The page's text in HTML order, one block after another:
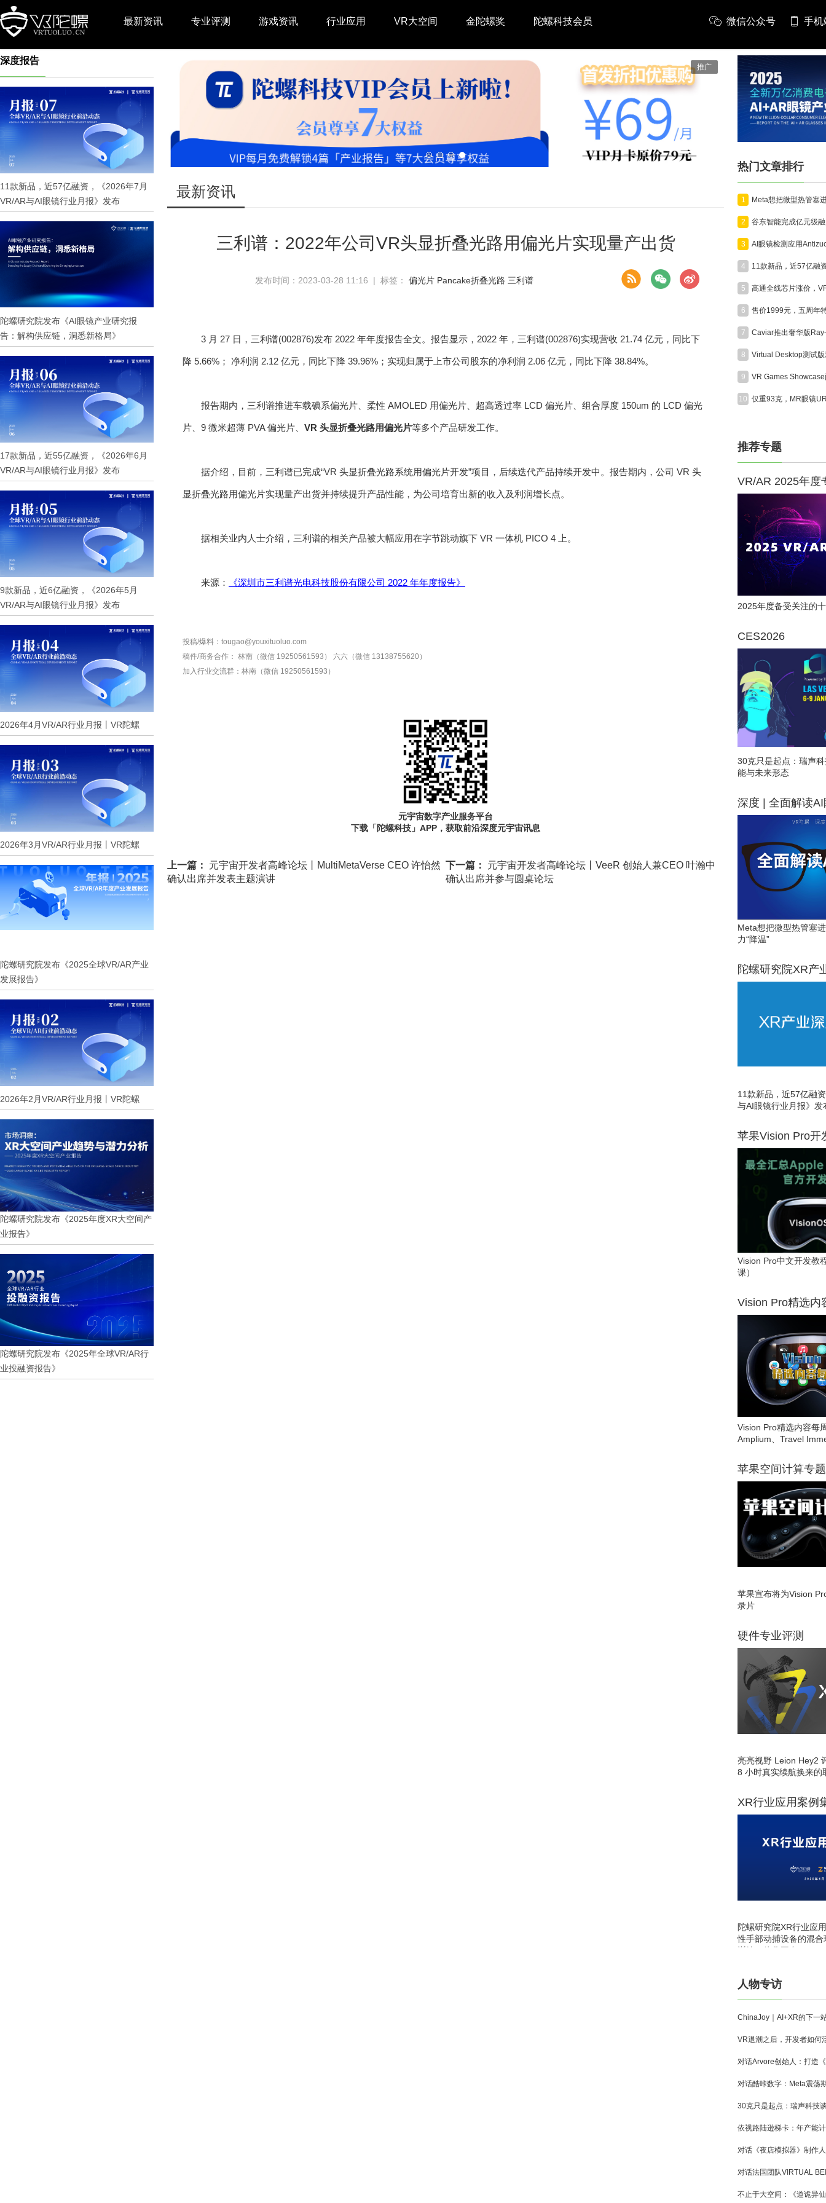
最新资讯 专业评测 游戏资讯 行业应用 VR大空间 金陀螺奖 陀螺科技会员 微信公众号 手机
深度报告
11款新品，近57亿融资，《2026年7月
VR/AR与AI眼镜行业月报》发布
陀螺研究院发布《AI眼镜产业研究报
告：解构供应链，洞悉新格局》
17款新品，近55亿融资，《2026年6月
VR/AR与AI眼镜行业月报》发布
9款新品，近6亿融资，《2026年5月
VR/AR与AI眼镜行业月报》发布
2026年4月VR/AR行业月报丨VR陀螺
2026年3月VR/AR行业月报丨VR陀螺
陀螺研究院发布《2025全球VR/AR产业
发展报告》
2026年2月VR/AR行业月报丨VR陀螺
陀螺研究院发布《2025年度XR大空间产
业报告》
陀螺研究院发布《2025年全球VR/AR行
业投融资报告》
推广
最新资讯
三利谱：2022年公司VR头显折叠光路用偏光片实现量产出货
发布时间：2023-03-28 11:16 | 标签： 偏光片 Pancake折叠光路 三利谱
3 月 27 日，三利谱(002876)发布 2022 年年度报告全文。报告显示，2022 年，三利谱(002876)实现营收 21.74 亿元，同比下
降 5.66%； 净利润 2.12 亿元，同比下降 39.96%；实现归属于上市公司股东的净利润 2.06 亿元，同比下降 38.84%。
报告期内，三利谱推进车载碘系偏光片、柔性 AMOLED 用偏光片、超高透过率 LCD 偏光片、组合厚度 150um 的 LCD 偏光
片、9 微米超薄 PVA 偏光片、 VR 头显折叠光路用偏光片等多个产品研发工作。
据介绍，目前，三利谱已完成“VR 头显折叠光路系统用偏光片开发”项目，后续迭代产品持续开发中。报告期内，公司 VR 头
显折叠光路用偏光片实现量产出货并持续提升产品性能，为公司培育出新的收入及利润增长点。
据相关业内人士介绍，三利谱的相关产品被大幅应用在字节跳动旗下 VR 一体机 PICO 4 上。
来源： 《深圳市三利谱光电科技股份有限公司 2022 年年度报告》
投稿/爆料：tougao@youxituoluo.com
稿件/商务合作： 林南（微信 19250561593）
六六（微信 13138755620）
加入行业交流群： 林南（微信 19250561593）
元宇宙数字产业服务平台
下载「陀螺科技」APP，获取前沿深度元宇宙讯息
上一篇： 元宇宙开发者高峰论坛丨MultiMetaVerse CEO 许怡然
确认出席并发表主题演讲
下一篇： 元宇宙开发者高峰论坛丨VeeR 创始人兼CEO 叶瀚中
确认出席并参与圆桌论坛
热门文章排行
1
2
3
4
5
6
7
8
9
10
推荐专题
VR/AR 2025年度
2025年度备受关注的
CES2026
30克只是起点：瑞声
能与未来形态
深度 | 全面解读AI
Meta想把微型热管塞
力“降温”
陀螺研究院XR产
11款新品，近57亿融
与AI眼镜行业月报》发
苹果Vision Pro开
Vision Pro中文开发教
课）
Vision Pro精选内
Vision Pro精选内容每
Amplium、Travel
苹果空间计算专题
苹果宣布将为Vision
录片
硬件专业评测
亮亮视野 Leion Hey2
8 小时真实续航换来的
XR行业应用案例
陀螺研究院XR行业应
性手部动捕设备的混
训练一体化平台
人物专访